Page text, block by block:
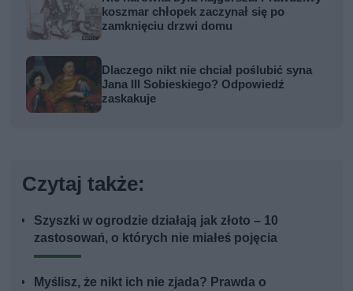
koszmar chłopek zaczynał się po
zamknięciu drzwi domu
Dlaczego nikt nie chciał poślubić syna
Jana III Sobieskiego? Odpowiedź
zaskakuje
Czytaj także:
Szyszki w ogrodzie działają jak złoto – 10
zastosowań, o których nie miałeś pojęcia
Myślisz, że nikt ich nie zjada? Prawda o